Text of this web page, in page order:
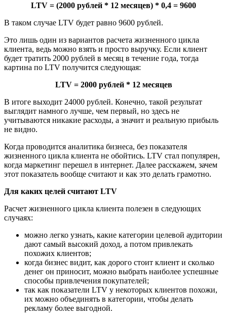
LTV = (2000 рублей * 12 месяцев) * 0,4 = 9600
В таком случае LTV будет равно 9600 рублей.
Это лишь один из вариантов расчета жизненного цикла
клиента, ведь можно взять и просто выручку. Если клиент
будет тратить 2000 рублей в месяц в течение года, тогда
картина по LTV получится следующая:
LTV = 2000 рублей * 12 месяцев
В итоге выходит 24000 рублей. Конечно, такой результат
выглядит намного лучше, чем первый, но здесь не
учитываются никакие расходы, а значит и реальную прибыль
не видно.
Когда проводится аналитика бизнеса, без показателя
жизненного цикла клиента не обойтись. LTV стал популярен,
когда маркетинг перешел в интернет. Далее расскажем, зачем
этот показатель вообще считают и как это делать грамотно.
Для каких целей считают LTV
Расчет жизненного цикла клиента полезен в следующих
случаях:
можно легко узнать, какие категории целевой аудитории
дают самый высокий доход, а потом привлекать
похожих клиентов;
когда бизнес видит, как дорого стоит клиент и сколько
денег он приносит, можно выбрать наиболее успешные
способы привлечения покупателей;
так как показатели LTV у некоторых клиентов похожи,
их можно объединять в категории, чтобы делать
рекламу более выгодной.